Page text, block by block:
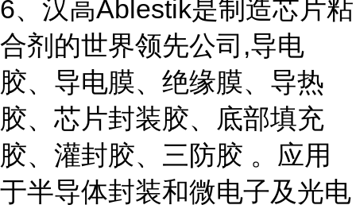
6、汉高Ablestik是制造芯片粘
合剂的世界领先公司,导电
胶、导电膜、绝缘膜、导热
胶、芯片封装胶、底部填充
胶、灌封胶、三防胶 。应用
于半导体封装和微电子及光电